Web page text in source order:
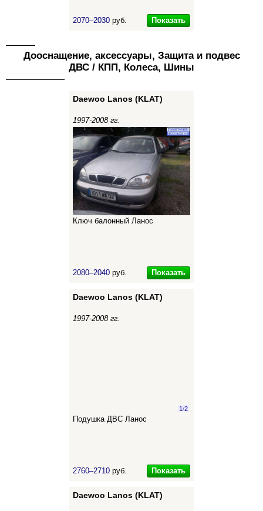
2070–2030 руб. Показать
Дооснащение, аксессуары, Защита и подвес
ДВС / КПП, Колеса, Шины
Daewoo Lanos (KLAT)
1997-2008 гг.
Ключ балонный Ланос
2080–2040 руб. Показать
Daewoo Lanos (KLAT)
1997-2008 гг.
1/2
Подушка ДВС Ланос
2760–2710 руб. Показать
Daewoo Lanos (KLAT)